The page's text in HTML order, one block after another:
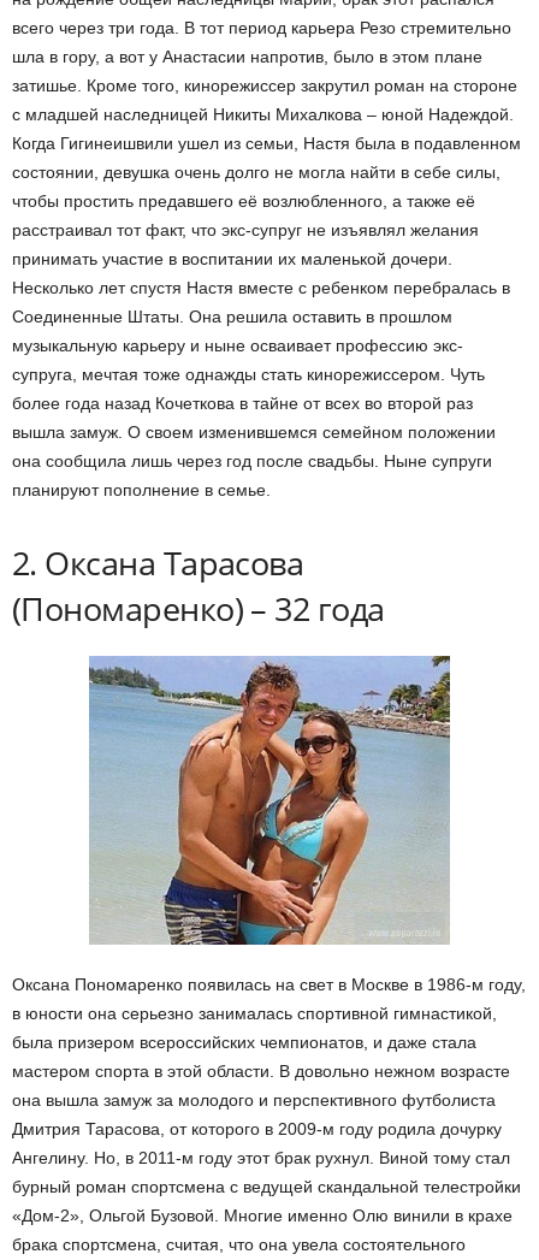
всего через три года. В тот период карьера Резо стремительно
шла в гору, а вот у Анастасии напротив, было в этом плане
затишье. Кроме того, кинорежиссер закрутил роман на стороне
с младшей наследницей Никиты Михалкова – юной Надеждой.
Когда Гигинеишвили ушел из семьи, Настя была в подавленном
состоянии, девушка очень долго не могла найти в себе силы,
чтобы простить предавшего её возлюбленного, а также её
расстраивал тот факт, что экс-супруг не изъявлял желания
принимать участие в воспитании их маленькой дочери.
Несколько лет спустя Настя вместе с ребенком перебралась в
Соединенные Штаты. Она решила оставить в прошлом
музыкальную карьеру и ныне осваивает профессию экс-
супруга, мечтая тоже однажды стать кинорежиссером. Чуть
более года назад Кочеткова в тайне от всех во второй раз
вышла замуж. О своем изменившемся семейном положении
она сообщила лишь через год после свадьбы. Ныне супруги
планируют пополнение в семье.
2. Оксана Тарасова
(Пономаренко) – 32 года
Оксана Пономаренко появилась на свет в Москве в 1986-м году,
в юности она серьезно занималась спортивной гимнастикой,
была призером всероссийских чемпионатов, и даже стала
мастером спорта в этой области. В довольно нежном возрасте
она вышла замуж за молодого и перспективного футболиста
Дмитрия Тарасова, от которого в 2009-м году родила дочурку
Ангелину. Но, в 2011-м году этот брак рухнул. Виной тому стал
бурный роман спортсмена с ведущей скандальной телестройки
«Дом-2», Ольгой Бузовой. Многие именно Олю винили в крахе
брака спортсмена, считая, что она увела состоятельного